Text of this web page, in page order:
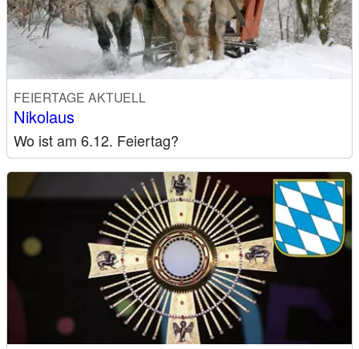
FEIERTAGE AKTUELL
Nikolaus
Wo ist am 6.12. Feiertag?